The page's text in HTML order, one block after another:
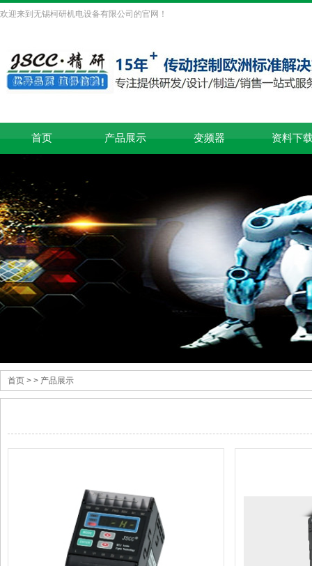
欢迎来到无锡柯研机电设备有限公司的官网！
首页 产品展示 变频器 资料下
首页 > > 产品展示